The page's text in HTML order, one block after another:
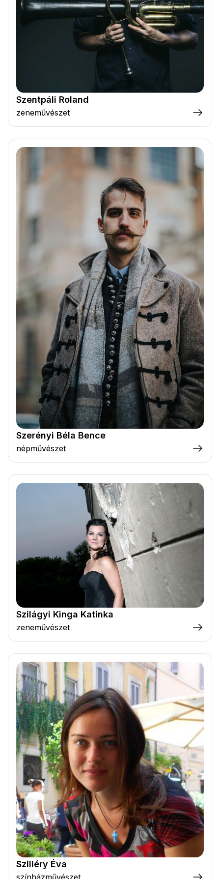
Szentpáli Roland
zeneművészet
Szerényi Béla Bence
népművészet
Szilágyi Kinga Katinka
zeneművészet
Szilléry Éva